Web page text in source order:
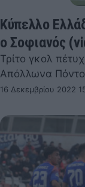
Κύπελλο
ο Σοφιανός
Τρίτο γκολ
Απόλλωνα
16 Δεκεμβρίου 2022